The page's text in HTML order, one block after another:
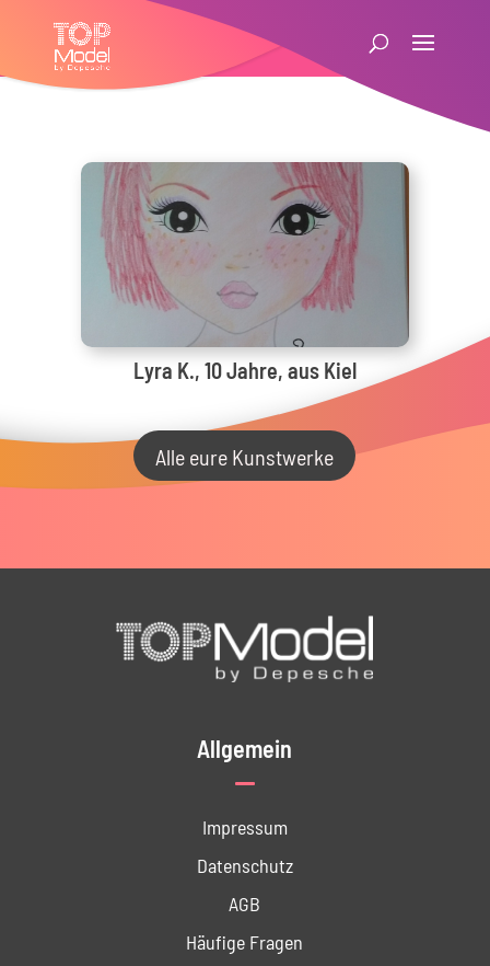
Lyra K., 10 Jahre, aus Kiel
Alle eure Kunstwerke
Allgemein
Impressum
Datenschutz
AGB
Häufige Fragen